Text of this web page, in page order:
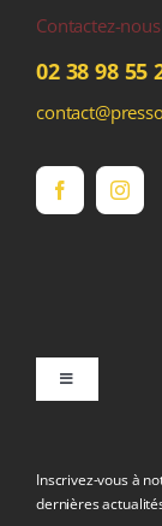
Contactez-nous
02 38 98 55
Toggle
Inscrivez-vous à
dernières